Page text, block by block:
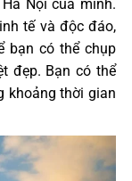
Nội của mình.
tế và độc đáo,
bạn có thể chụp
đẹp. Bạn có thể
khoảng thời gian